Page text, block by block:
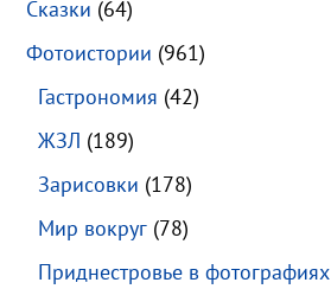
Сказки (64)
Фотоистории (961)
Гастрономия (42)
ЖЗЛ (189)
Зарисовки (178)
Мир вокруг (78)
Приднестровье в фотографиях